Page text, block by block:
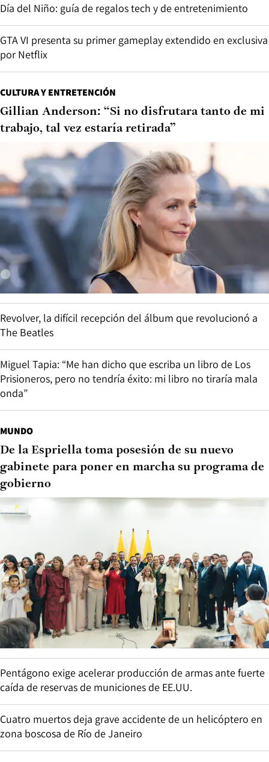
Día del Niño: guía de regalos tech y de entretenimiento
GTA VI presenta su primer gameplay extendido en exclusiva
por Netflix
CULTURA Y ENTRETENCIÓN
Gillian Anderson: “Si no disfrutara tanto de mi
trabajo, tal vez estaría retirada”
Revolver, la difícil recepción del álbum que revolucionó a
The Beatles
Miguel Tapia: “Me han dicho que escriba un libro de Los
Prisioneros, pero no tendría éxito: mi libro no tiraría mala
onda”
MUNDO
De la Espriella toma posesión de su nuevo
gabinete para poner en marcha su programa de
gobierno
Pentágono exige acelerar producción de armas ante fuerte
caída de reservas de municiones de EE.UU.
Cuatro muertos deja grave accidente de un helicóptero en
zona boscosa de Río de Janeiro